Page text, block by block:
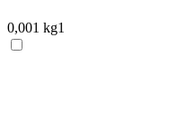
0,001 kg1